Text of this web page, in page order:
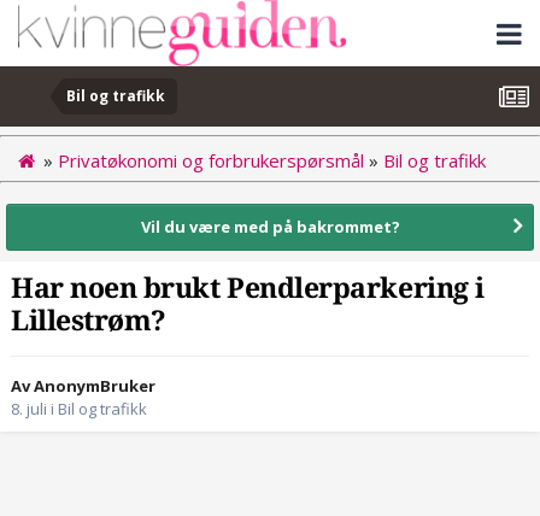
Bil og trafikk
» Privatøkonomi og forbrukerspørsmål » Bil og trafikk
Vil du være med på bakrommet?
Har noen brukt Pendlerparkering i
Lillestrøm?
Av AnonymBruker
8. juli i Bil og trafikk